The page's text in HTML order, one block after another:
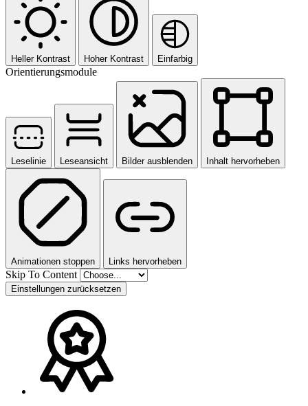
Heller Kontrast Hoher Kontrast Einfarbig
Orientierungsmodule
Leselinie Leseansicht Bilder ausblenden Inhalt hervorheben
Animationen stoppen Links hervorheben
Skip To Content
Einstellungen zurücksetzen